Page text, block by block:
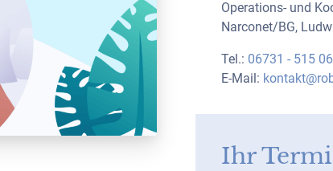
Operations- und
Narconet/BG,
Tel.: 06731 - 515
E-Mail:
Ihr